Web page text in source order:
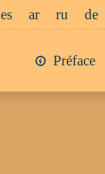
es ar ru de
Préface